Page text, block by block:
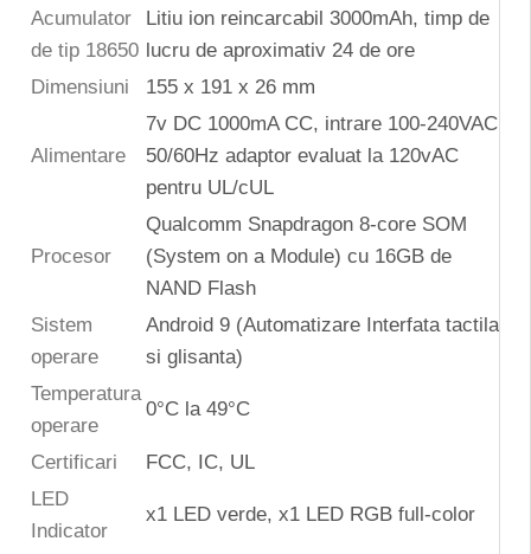
Acumulator
de tip 18650
Litiu ion reincarcabil 3000mAh, timp de
lucru de aproximativ 24 de ore
Dimensiuni
155 x 191 x 26 mm
Alimentare
7v DC 1000mA CC, intrare 100-240VAC
50/60Hz adaptor evaluat la 120vAC
pentru UL/cUL
Procesor
Qualcomm Snapdragon 8-core SOM
(System on a Module) cu 16GB de
NAND Flash
Sistem
operare
Android 9 (Automatizare Interfata tactila
si glisanta)
Temperatura
operare
0°C la 49°C
Certificari
FCC, IC, UL
LED
Indicator
x1 LED verde, x1 LED RGB full-color